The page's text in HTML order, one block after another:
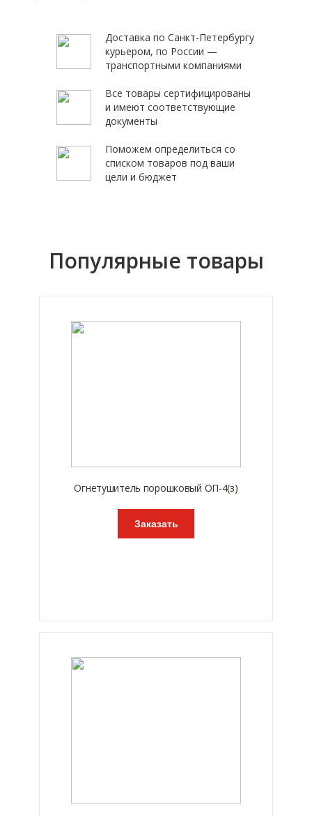
Доставка по Санкт-Петербургу
курьером, по России —
транспортными компаниями
Все товары сертифицированы
и имеют соответствующие
документы
Поможем определиться со
списком товаров под ваши
цели и бюджет
Популярные товары
Огнетушитель порошковый ОП-4(з)
Заказать